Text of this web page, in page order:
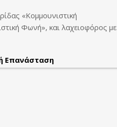
«Κομμουνιστική
Φωνή», και λαχειοφόρος με
Επανάσταση